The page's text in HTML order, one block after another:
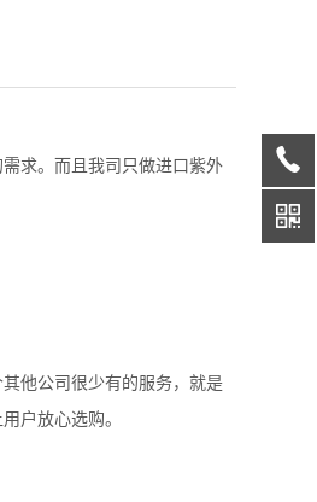
求。而且我司只做进口紫外
他公司很少有的服务，就是
户放心选购。